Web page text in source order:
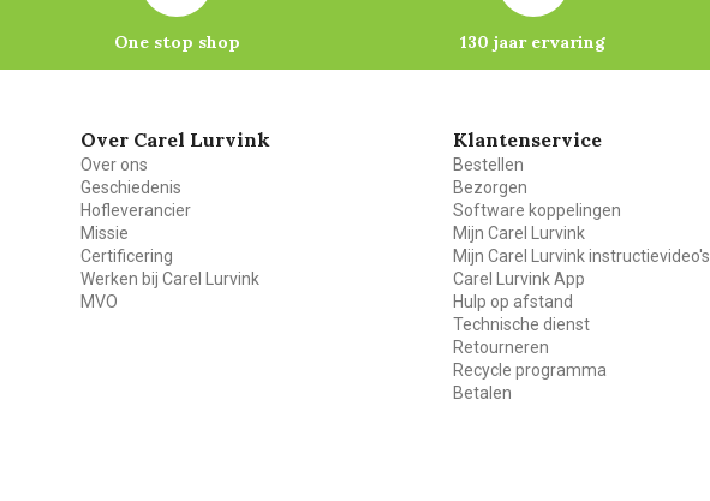
One stop shop 130 jaar ervaring
Over Carel Lurvink
Over ons
Geschiedenis
Hofleverancier
Missie
Certificering
Werken bij Carel Lurvink
MVO
Klantenservice
Bestellen
Bezorgen
Software koppelingen
Mijn Carel Lurvink
Mijn Carel Lurvink instructievideo's
Carel Lurvink App
Hulp op afstand
Technische dienst
Retourneren
Recycle programma
Betalen